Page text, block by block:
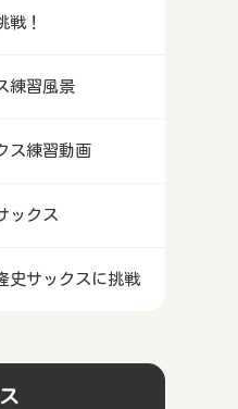
戦！
練習風景
ス練習動画
ックス
史サックスに挑戦